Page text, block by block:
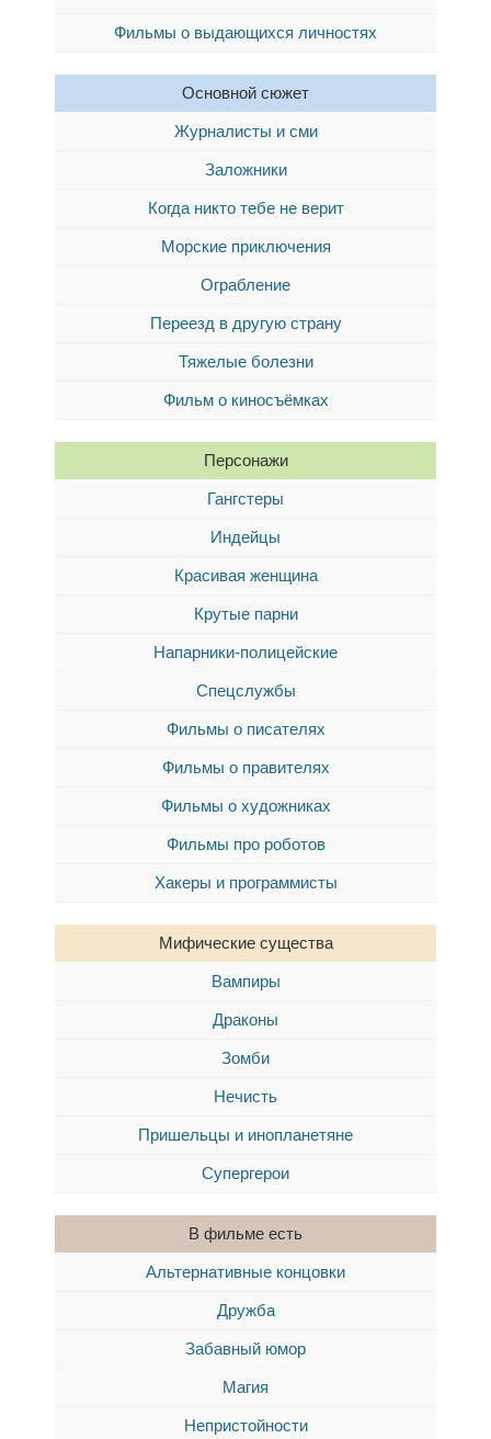
Фильмы о выдающихся личностях
Основной сюжет
Журналисты и сми
Заложники
Когда никто тебе не верит
Морские приключения
Ограбление
Переезд в другую страну
Тяжелые болезни
Фильм о киносъёмках
Персонажи
Гангстеры
Индейцы
Красивая женщина
Крутые парни
Напарники-полицейские
Спецслужбы
Фильмы о писателях
Фильмы о правителях
Фильмы о художниках
Фильмы про роботов
Хакеры и программисты
Мифические существа
Вампиры
Драконы
Зомби
Нечисть
Пришельцы и инопланетяне
Супергерои
В фильме есть
Альтернативные концовки
Дружба
Забавный юмор
Магия
Непристойности